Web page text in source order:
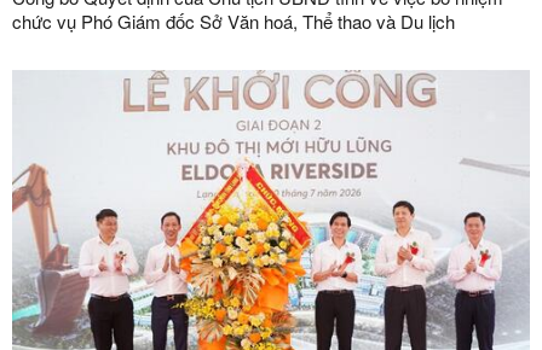
chức vụ Phó Giám đốc Sở Văn hoá, Thể thao và Du lịch